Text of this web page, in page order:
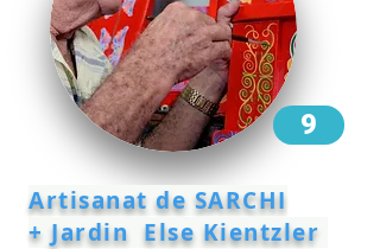
9
Artisanat de SARCHI
+ Jardin Else Kientzler